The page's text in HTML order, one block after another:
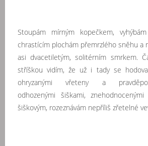
Stoupám mírným kopečkem,
chrastícím plochám přemrzlého sněhu a
asi dvacetiletým, solitérním smrkem.
stříškou vidím, že už i tady se
ohryzanými vřeteny a
odhozenými šiškami,
šiškovým, rozeznávám nepříliš zřetelné